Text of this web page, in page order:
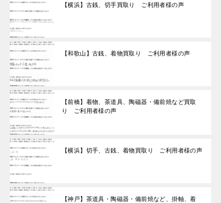
【横浜】古銭、切手買取り ご利用者様の声
【和歌山】古銭、着物買取り ご利用者様の声
【前橋】着物、茶道具、陶磁器・備前焼など買取
り ご利用者様の声
【横浜】切手、古銭、着物買取り ご利用者様の声
【神戸】茶道具・陶磁器・備前焼など、掛軸、着